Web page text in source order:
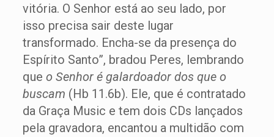
vitória. O Senhor está ao seu lado, por
isso precisa sair deste lugar
transformado. Encha-se da presença do
Espírito Santo”, bradou Peres, lembrando
que o Senhor é galardoador dos que o
buscam (Hb 11.6b). Ele, que é contratado
da Graça Music e tem dois CDs lançados
pela gravadora, encantou a multidão com